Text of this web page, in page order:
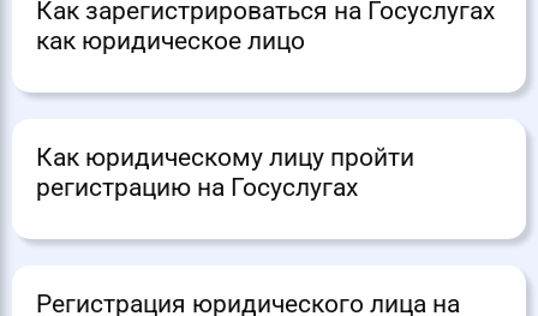
Как зарегистрироваться на Госуслугах
как юридическое лицо
Как юридическому лицу пройти
регистрацию на Госуслугах
Регистрация юридического лица на